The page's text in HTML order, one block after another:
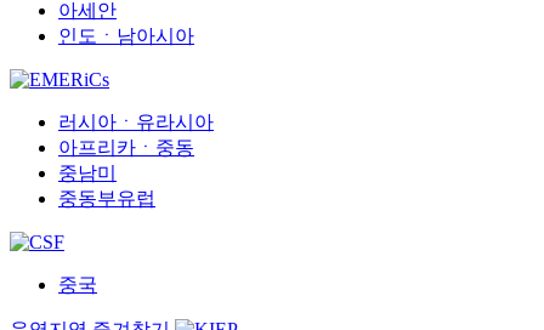
아세안
인도ㆍ남아시아
러시아ㆍ유라시아
아프리카ㆍ중동
중남미
중동부유럽
중국